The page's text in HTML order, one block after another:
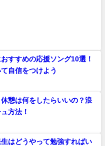
すすめの応援ソング10選！
自信をつけよう
憩は何をしたらいいの？浪
方法！
生はどうやって勉強すればい